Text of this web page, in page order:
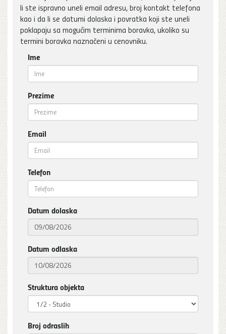
li ste ispravno uneli email adresu, broj kontakt telefona
kao i da li se datumi dolaska i povratka koji ste uneli
poklapaju sa mogućim terminima boravka, ukoliko su
termini boravka naznačeni u cenovniku.
Ime
Prezime
Email
Telefon
Datum dolaska
Datum odlaska
Struktura objekta
Broj odraslih